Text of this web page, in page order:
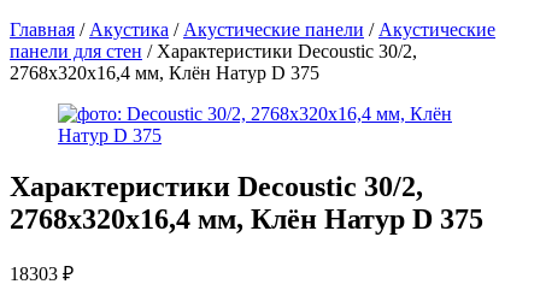
Главная / Акустика / Акустические панели / Акустические
панели для стен / Характеристики Decoustic 30/2,
2768x320x16,4 мм, Клён Натур D 375
Характеристики Decoustic 30/2,
2768x320x16,4 мм, Клён Натур D 375
18303 ₽